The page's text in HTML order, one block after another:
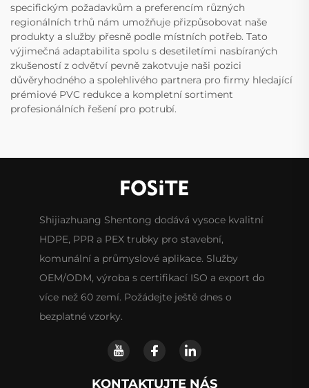
specifickým požadavkům a preferencím různých
regionálních trhů nám umožňuje přizpůsobovat naše
produkty a služby přesně podle místních potřeb. Tato
výjimečná adaptabilita spolu s desetiletími nasbíraných
zkušeností z odvětví pevně zakotvuje naši pozici
důvěryhodného a spolehlivého partnera pro firmy hledající
prémiové PVC redukce a kompletní sortiment
profesionálních řešení pro potrubí.
Shijiazhuang Shentong dodává vysoce kvalitní
HDPE, PPR a PEX trubky pro stavební,
komunální a průmyslové aplikace. Služby
OEM/ODM, výroba s certifikací ISO a export do
více než 60 zemí. Požádejte ještě dnes o
bezplatné vzorky.
KONTAKTUJTE NÁS